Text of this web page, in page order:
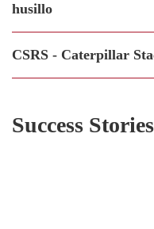
husillo
CSRS - Caterpillar
Success Stories